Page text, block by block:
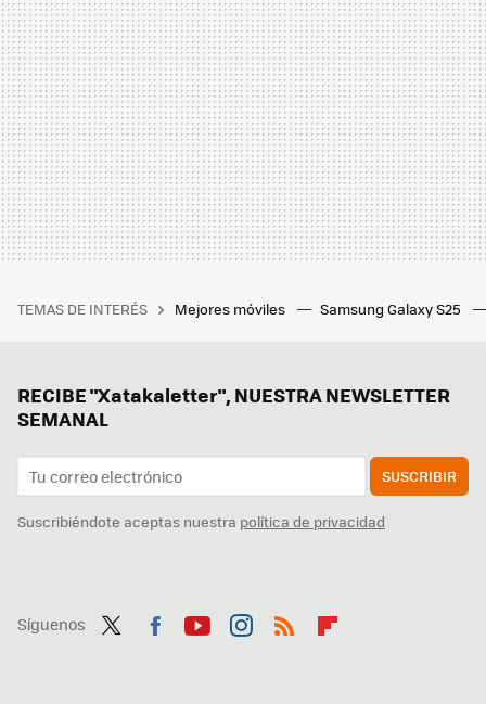
TEMAS DE INTERÉS Mejores móviles Samsung Galaxy S25
RECIBE "Xatakaletter", NUESTRA NEWSLETTER
SEMANAL
SUSCRIBIR
Suscribiéndote aceptas nuestra política de privacidad
Síguenos